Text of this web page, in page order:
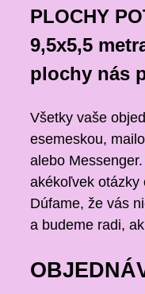
PLOCHY
9,5x5,5
plochy nás
Všetky vaše
esemeskou,
alebo
akékoľvek otázky
Dúfame, že vás
a budeme radi,